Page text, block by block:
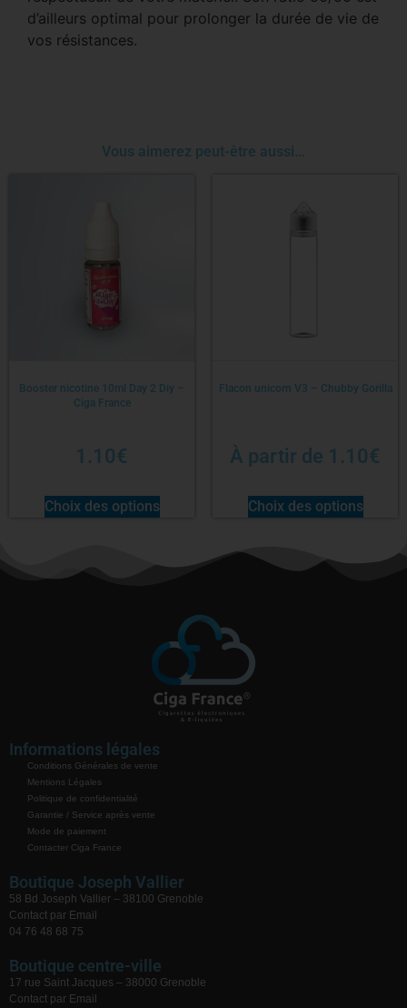
d’ailleurs optimal pour prolonger la durée de vie de
vos résistances.
Vous aimerez peut-être aussi…
Booster nicotine 10ml Day 2 Diy –
Ciga France
1.10€
Choix des options
Flacon unicorn V3 – Chubby Gorilla
À partir de 1.10€
Choix des options
Informations légales
Conditions Générales de vente
Mentions Légales
Politique de confidentialité
Garantie / Service après vente
Mode de paiement
Contacter Ciga France
Boutique Joseph Vallier
58 Bd Joseph Vallier – 38100 Grenoble
Contact par Email
04 76 48 68 75
Boutique centre-ville
17 rue Saint Jacques – 38000 Grenoble
Contact par Email